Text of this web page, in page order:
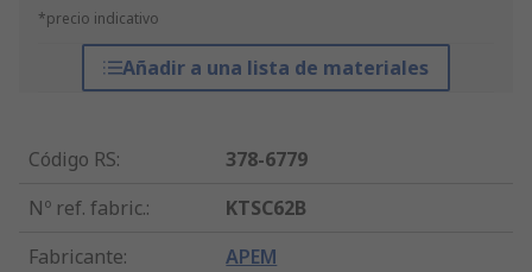
*precio indicativo
Añadir a una lista de materiales
Código RS:
378-6779
Nº ref. fabric.:
KTSC62B
Fabricante: APEM